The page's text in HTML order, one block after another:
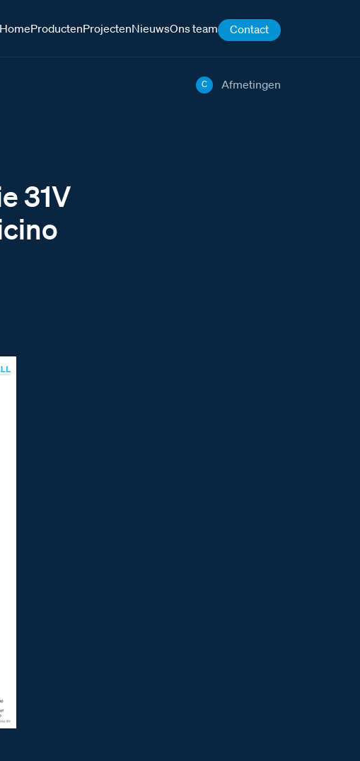
HomeProductenProjectenNieuwsOns team Contact
C Afmetingen
31V